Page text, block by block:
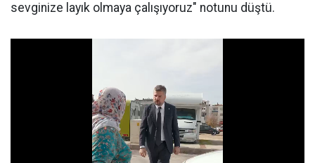
sevginize layık olmaya çalışıyoruz" notunu düştü.